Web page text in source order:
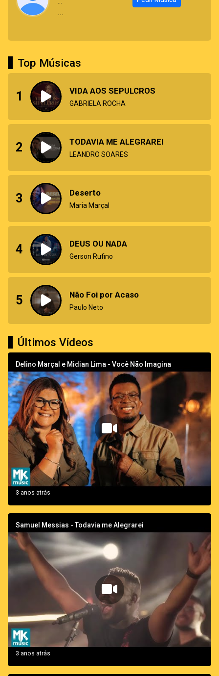
...
Top Músicas
1 VIDA AOS SEPULCROS
GABRIELA ROCHA
2 TODAVIA ME ALEGRAREI
LEANDRO SOARES
3 Deserto
Maria Marçal
4 DEUS OU NADA
Gerson Rufino
5 Não Foi por Acaso
Paulo Neto
Últimos Vídeos
Delino Marçal e Midian Lima - Você Não Imagina
3 anos atrás
Samuel Messias - Todavia me Alegrarei
3 anos atrás